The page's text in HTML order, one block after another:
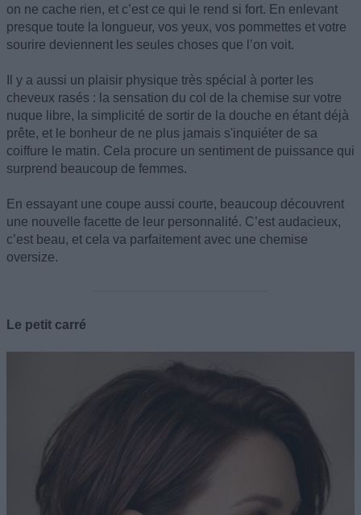
on ne cache rien, et c’est ce qui le rend si fort. En enlevant
presque toute la longueur, vos yeux, vos pommettes et votre
sourire deviennent les seules choses que l’on voit.
Il y a aussi un plaisir physique très spécial à porter les
cheveux rasés : la sensation du col de la chemise sur votre
nuque libre, la simplicité de sortir de la douche en étant déjà
prête, et le bonheur de ne plus jamais s'inquiéter de sa
coiffure le matin. Cela procure un sentiment de puissance qui
surprend beaucoup de femmes.
En essayant une coupe aussi courte, beaucoup découvrent
une nouvelle facette de leur personnalité. C’est audacieux,
c’est beau, et cela va parfaitement avec une chemise
oversize.
Le petit carré